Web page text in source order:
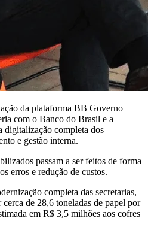
da plataforma BB Governo
com o Banco do Brasil e a
digitalização completa dos
e gestão interna.
passam a ser feitos de forma
erros e redução de custos.
completa das secretarias,
de 28,6 toneladas de papel por
em R$ 3,5 milhões aos cofres